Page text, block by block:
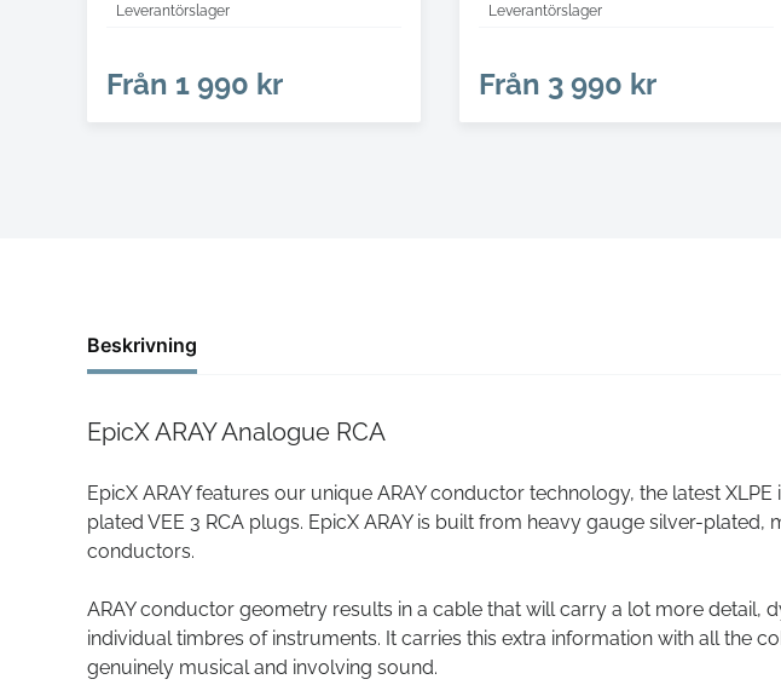
Leverantörslager
Från 1 990 kr
Leverantörslager
Från 3 990 kr
Beskrivning
EpicX ARAY Analogue RCA
EpicX ARAY features our unique ARAY conductor technology, the latest
plated VEE 3 RCA plugs. EpicX ARAY is built from heavy gauge silver-
conductors.
ARAY conductor geometry results in a cable that will carry a lot more detail,
individual timbres of instruments. It carries this extra information with all the
genuinely musical and involving sound.